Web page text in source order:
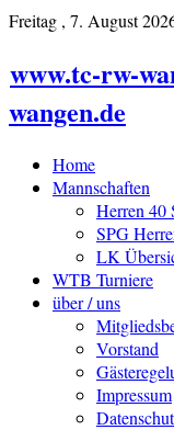
Freitag , 7. August
www.tc-rw-
wangen.de
Home
Mannschaften
Herren 40
SPG
LK
WTB Turniere
über / uns
Vorstand
Impressum